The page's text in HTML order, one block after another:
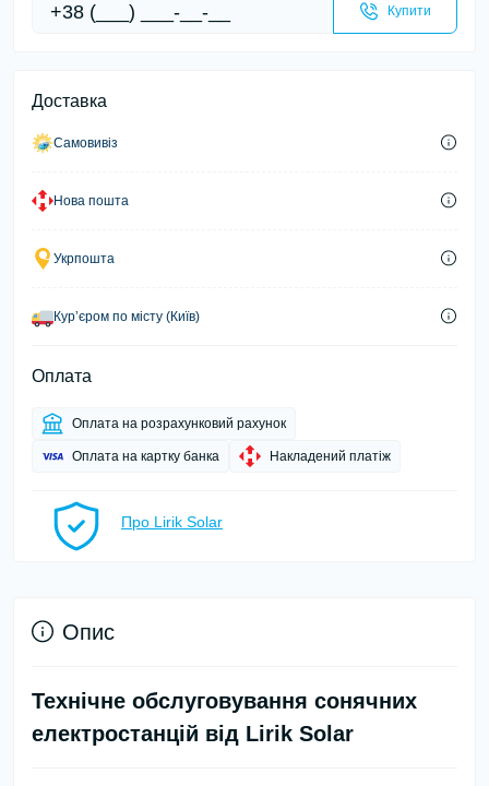
Купити
Доставка
Самовивіз
Нова пошта
Укрпошта
Курʼєром по місту (Київ)
Оплата
Оплата на розрахунковий рахунок
Оплата на картку банка Накладений платіж
Про Lirik Solar
Опис
Технічне обслуговування сонячних
електростанцій від Lirik Solar